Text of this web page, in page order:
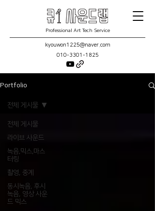
Professional Art Tech Service
kyouwon1225@naver.com
010-3301-1825
Portfolio
전체 게시물
라이브 사운드
녹음,믹스,마스
터링
촬영, 중계
동시녹음, 후시
녹음, 영상 사운
드 믹스
전체 게시물